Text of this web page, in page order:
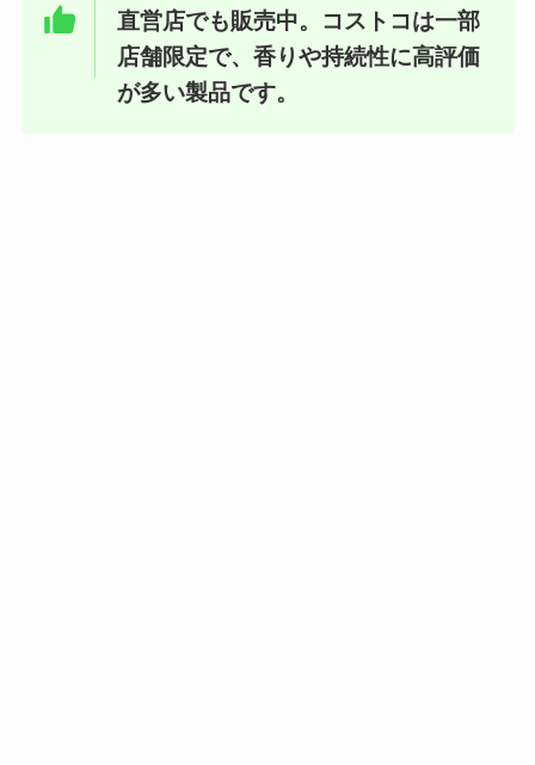
直営店でも販売中。コストコは一部
店舗限定で、香りや持続性に高評価
が多い製品です。